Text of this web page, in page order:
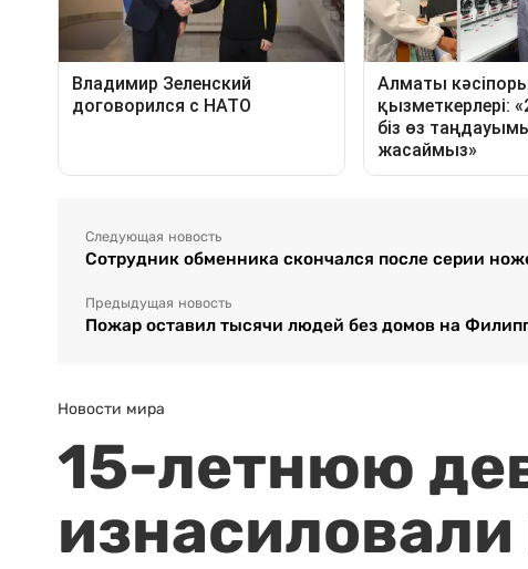
Следующая новость
Сотрудник обменника скончался после серии
Предыдущая новость
Пожар оставил тысячи людей без домов на
Новости мира
15-летнюю